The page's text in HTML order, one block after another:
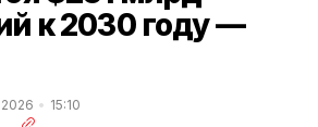
к 2030 году —
15:10